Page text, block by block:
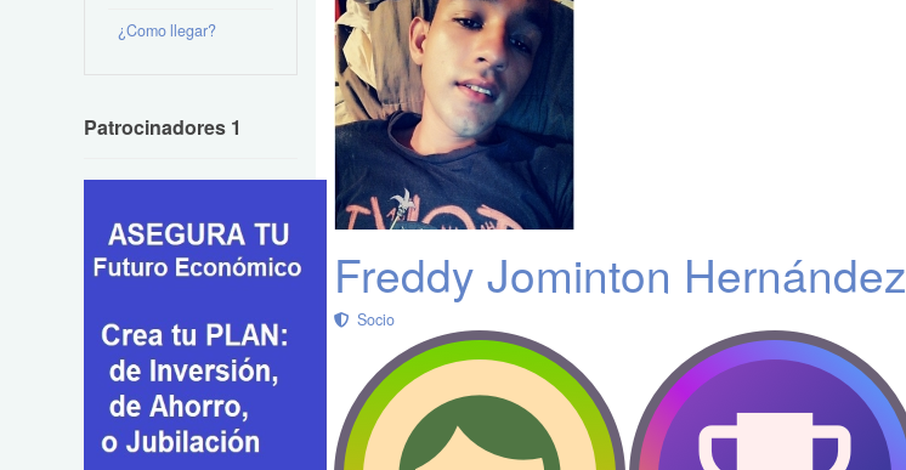
Freddy Jominton Hernández
Socio
¿Como llegar?
Patrocinadores 1